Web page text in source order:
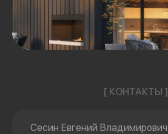
[ КОНТАКТЫ ]
Сесин Евгений Владимирович